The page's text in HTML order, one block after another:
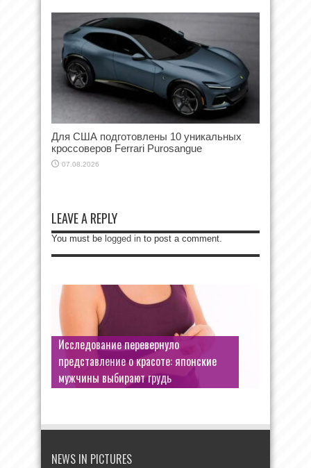
Для США подготовлены 10 уникальных
кроссоверов Ferrari Purosangue
07.08.2026
LEAVE A REPLY
You must be logged in to post a comment.
Исследование перевернуло
представление о красоте: японские
мужчины выбирают грудь
NEWS IN PICTURES